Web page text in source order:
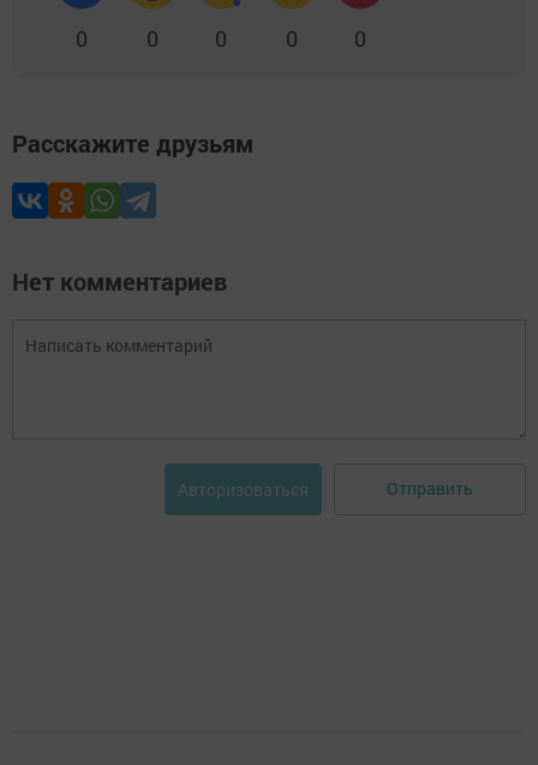
0 0 0 0 0
Расскажите друзьям
Нет комментариев
Авторизоваться Отправить